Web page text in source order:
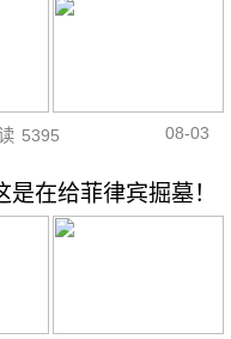
5395 08-03
在给菲律宾掘墓！